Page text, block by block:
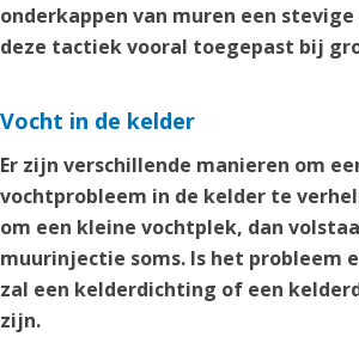
onderkappen van muren een
deze tactiek vooral toegepast bij
Vocht in de kelder
Er zijn verschillende manieren om
vochtprobleem in de kelder te
om een kleine vochtplek, dan
muurinjectie soms. Is het probleem
zal een kelderdichting of een
zijn.